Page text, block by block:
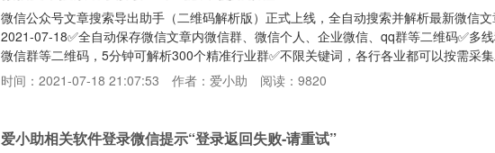
微信公众号文章搜索导出助手（二维码解析版）正式上线，全自动搜索并解析最新微信文
2021-07-18✅全自动保存微信文章内微信群、微信个人、企业微信、qq群等二维码✅多
微信群等二维码，5分钟可解析300个精准行业群✅不限关键词，各行各业都可以按需采
软件下载地址：https://aixz.lanzoui.com/weixinHelperQr软件使用教程第一步，打开软件
再运行，然后点击登录软件界面完成登录。第二步：登录完成后，找到软件目录下的 关
时间：2021-07-18 21:07:53 作者：爱小助 阅读：9820
爱小助相关软件登录微信提示“登录返回失败-请重试”